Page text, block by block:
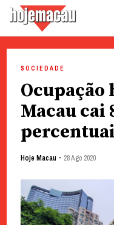
content
SOCIEDADE
Ocupação
Macau cai
Hoje Macau - 28 Ago 2020